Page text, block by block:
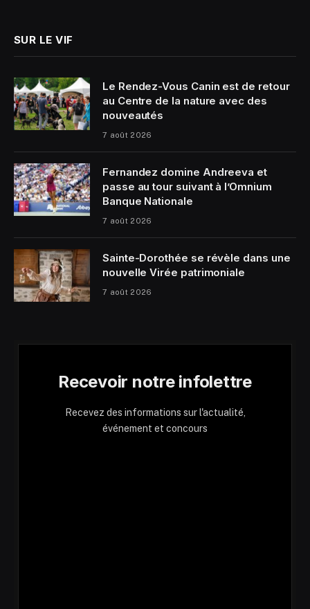
SUR LE VIF
Le Rendez-Vous Canin est de retour
au Centre de la nature avec des
nouveautés
7 août 2026
Fernandez domine Andreeva et
passe au tour suivant à l’Omnium
Banque Nationale
7 août 2026
Sainte-Dorothée se révèle dans une
nouvelle Virée patrimoniale
7 août 2026
Recevoir notre infolettre
Recevez des informations sur l'actualité,
événement et concours